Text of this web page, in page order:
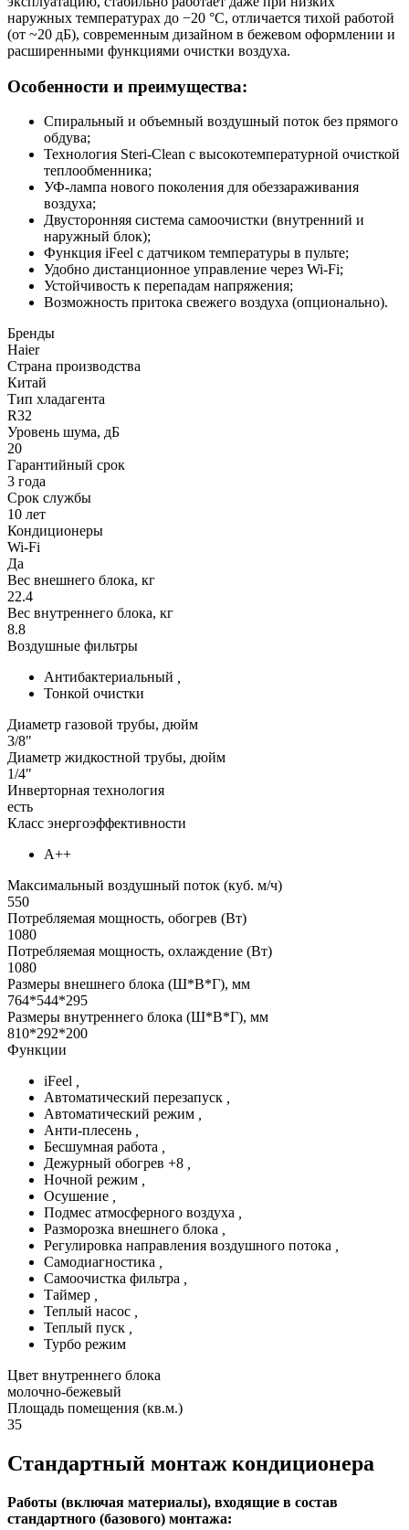
наружных температурах до −20 °C, отличается тихой работой
(от ~20 дБ), современным дизайном в бежевом оформлении и
расширенными функциями очистки воздуха.
Особенности и преимущества:
Спиральный и объемный воздушный поток без прямого
обдува;
Технология Steri-Clean с высокотемпературной очисткой
теплообменника;
УФ-лампа нового поколения для обеззараживания
воздуха;
Двусторонняя система самоочистки (внутренний и
наружный блок);
Функция iFeel с датчиком температуры в пульте;
Удобно дистанционное управление через Wi-Fi;
Устойчивость к перепадам напряжения;
Возможность притока свежего воздуха (опционально).
Бренды
Haier
Страна производства
Китай
Тип хладагента
R32
Уровень шума, дБ
20
Гарантийный срок
3 года
Срок службы
10 лет
Кондиционеры
Wi-Fi
Да
Вес внешнего блока, кг
22.4
Вес внутреннего блока, кг
8.8
Воздушные фильтры
Антибактериальный
Тонкой очистки
Диаметр газовой трубы, дюйм
3/8"
Диаметр жидкостной трубы, дюйм
1/4"
Инверторная технология
есть
Класс энергоэффективности
А++
Максимальный воздушный поток (куб. м/ч)
550
Потребляемая мощность, обогрев (Вт)
1080
Потребляемая мощность, охлаждение (Вт)
1080
Размеры внешнего блока (Ш*В*Г), мм
764*544*295
Размеры внутреннего блока (Ш*В*Г), мм
810*292*200
Функции
iFeel
Автоматический перезапуск
Автоматический режим
Анти-плесень
Бесшумная работа
Дежурный обогрев +8
Ночной режим
Осушение
Подмес атмосферного воздуха
Разморозка внешнего блока
Регулировка направления воздушного потока
Самодиагностика
Самоочистка фильтра
Таймер
Теплый насос
Теплый пуск
Турбо режим
Цвет внутреннего блока
молочно-бежевый
Площадь помещения (кв.м.)
35
Стандартный монтаж кондиционера
Работы (включая материалы), входящие в состав
стандартного (базового) монтажа: